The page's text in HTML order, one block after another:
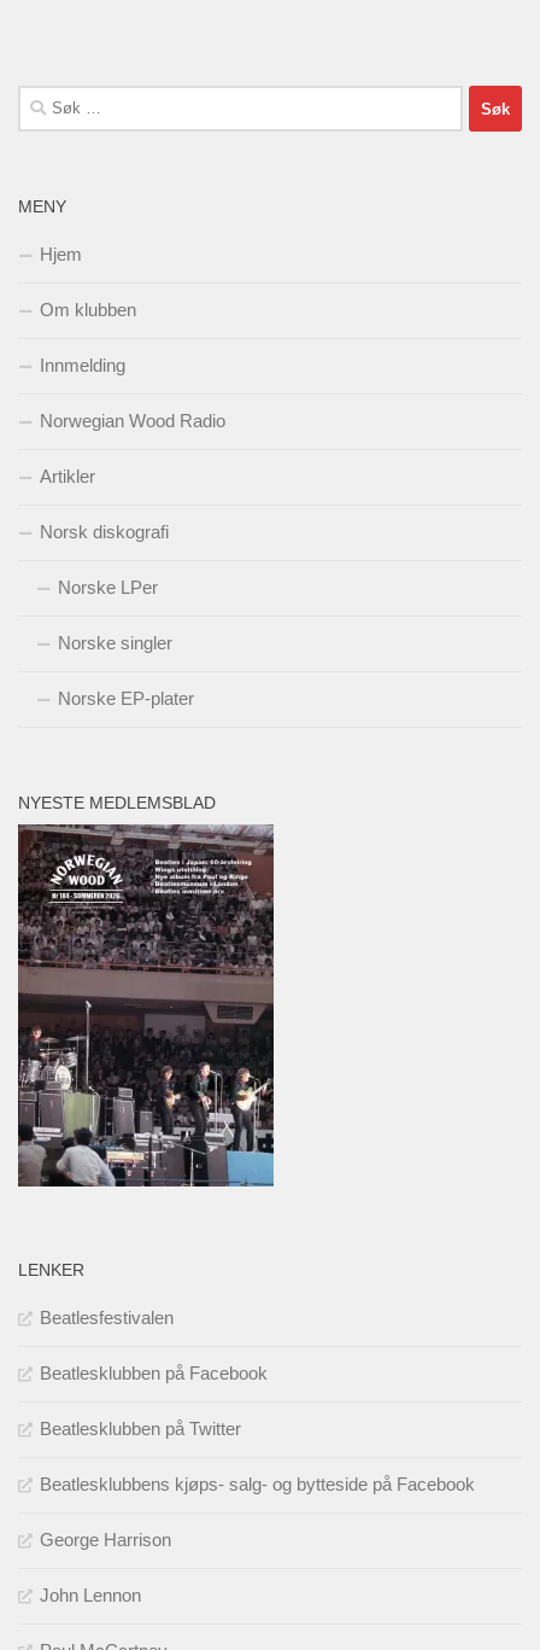
Søk
etter:
MENY
Hjem
Om klubben
Innmelding
Norwegian Wood Radio
Artikler
Norsk diskografi
Norske LPer
Norske singler
Norske EP-plater
NYESTE MEDLEMSBLAD
LENKER
Beatlesfestivalen
Beatlesklubben på Facebook
Beatlesklubben på Twitter
Beatlesklubbens kjøps- salg- og bytteside på Facebook
George Harrison
John Lennon